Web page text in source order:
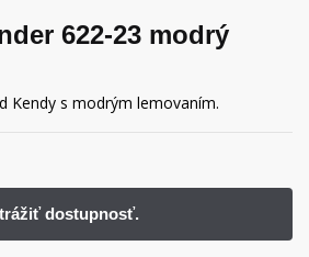
622-23 modrý
Kendy s modrým lemovaním.